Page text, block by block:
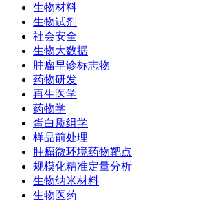
生物材料
生物试剂
社会安全
生物大数据
肿瘤早诊标志物
药物研发
再生医学
药物学
蛋白质组学
样品前处理
肿瘤微环境药物靶点
规模化精准定量分析
生物纳米材料
生物医药